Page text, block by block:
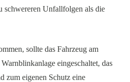
schwereren Unfallfolgen als die
sollte das Fahrzeug am
eingeschaltet, das
zum eigenen Schutz eine